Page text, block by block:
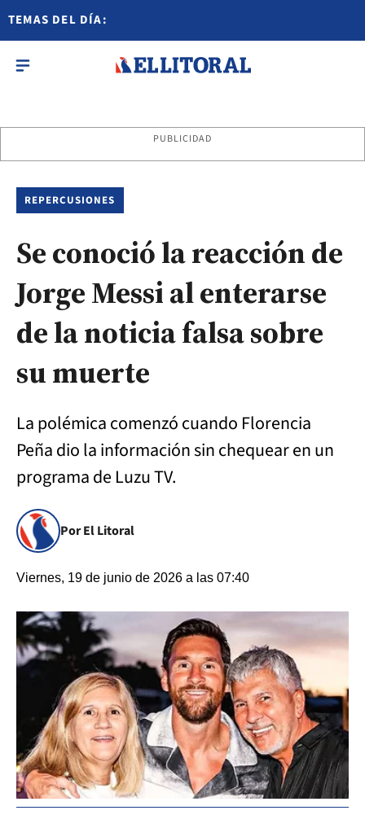
TEMAS DEL DÍA:
PUBLICIDAD
REPERCUSIONES
Se conoció la reacción de
Jorge Messi al enterarse
de la noticia falsa sobre
su muerte
La polémica comenzó cuando Florencia
Peña dio la información sin chequear en un
programa de Luzu TV.
Por El Litoral
Viernes, 19 de junio de 2026 a las 07:40